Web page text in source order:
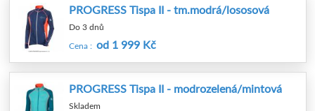
PROGRESS Tispa II - tm.modrá/lososová
Do 3 dnů
Cena : od 1 999 Kč
PROGRESS Tispa II - modrozelená/mintová
Skladem